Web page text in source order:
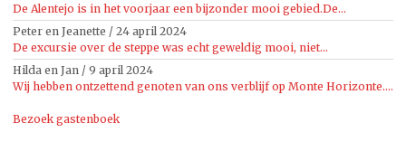
De Alentejo is in het voorjaar een bijzonder mooi gebied.De...
Peter en Jeanette / 24 april 2024
De excursie over de steppe was echt geweldig mooi, niet...
Hilda en Jan / 9 april 2024
Wij hebben ontzettend genoten van ons verblijf op Monte Horizonte....
Bezoek gastenboek